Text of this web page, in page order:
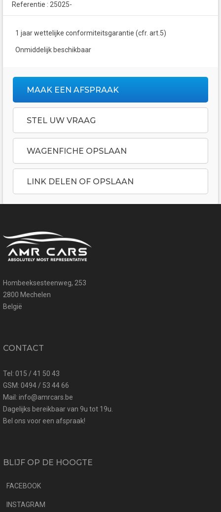
Referentie : 25025-
1 jaar wettelijke conformiteitsgarantie (cfr. art.5)
Onmiddelijk beschikbaar
MAAK EEN AFSPRAAK
STEL UW VRAAG
WAGENFICHE OPSLAAN
LINK DELEN OF OPSLAAN
Hombeeksesteenweg, 253
2800 Mechelen
België
CONTACT
Tel: 015 / 41 50 43
GSM: 0494 / 53 44 66
Mail: info@amrcars.be
Dagelijks bereikbaar van 9u tot 19u.
Bel ons voor een afspraak!
BLIJF OP DE HOOGTE
FACEBOOK
INSTAGRAM